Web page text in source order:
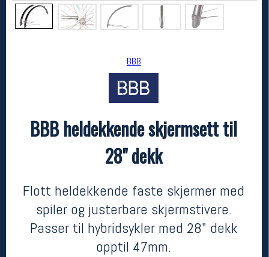
BBB
BBB heldekkende skjermsett til
28" dekk
Flott heldekkende faste skjermer med
spiler og justerbare skjermstivere.
Passer til hybridsykler med 28" dekk
opptil 47mm.
BBB
BBB heldekkende skjermsett til 28" dekk
kr 649